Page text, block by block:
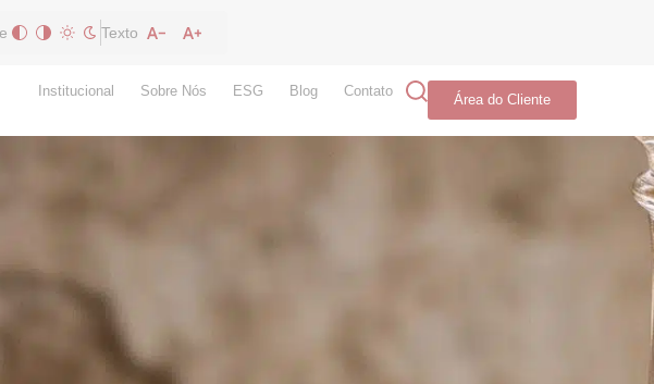
Texto
Institucional Sobre Nós ESG Blog Contato
Área do Cliente